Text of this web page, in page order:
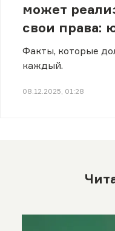
может
свои права:
ликбез
Факты, которые
каждый.
08.12.2025, 01:28